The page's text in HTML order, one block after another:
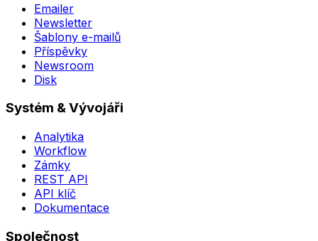
Emailer
Newsletter
Šablony e-mailů
Příspěvky
Newsroom
Disk
Systém & Vývojáři
Analytika
Workflow
Zámky
REST API
API klíč
Dokumentace
Společnost